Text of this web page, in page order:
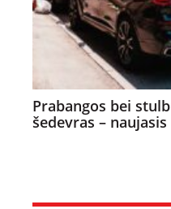
Prabangos bei
šedevras – naujasis